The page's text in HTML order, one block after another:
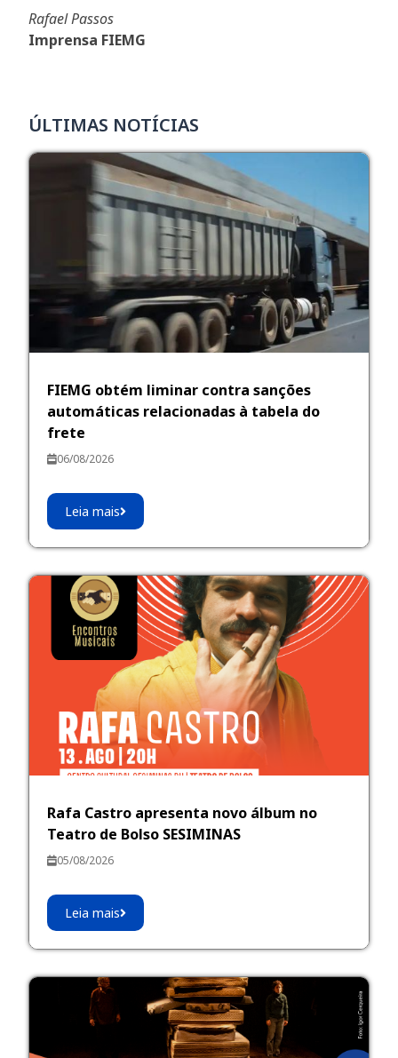
Rafael Passos
Imprensa FIEMG
ÚLTIMAS NOTÍCIAS
FIEMG obtém liminar contra sanções
automáticas relacionadas à tabela do
frete
06/08/2026
Leia mais
Rafa Castro apresenta novo álbum no
Teatro de Bolso SESIMINAS
05/08/2026
Leia mais